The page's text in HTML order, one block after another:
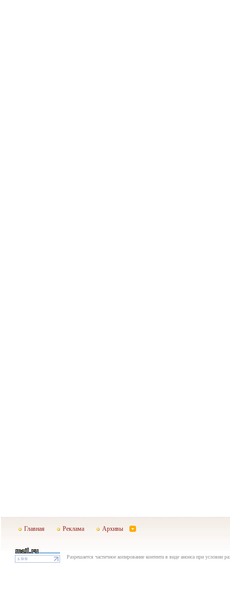
Главная Реклама Архивы
Разрешается частичное копирование контента в виде анонса при условии